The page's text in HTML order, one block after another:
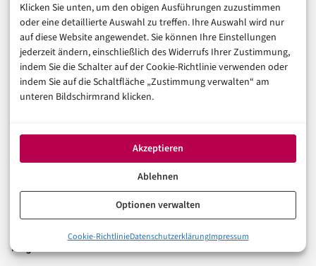
Klicken Sie unten, um den obigen Ausführungen zuzustimmen
oder eine detaillierte Auswahl zu treffen. Ihre Auswahl wird nur
auf diese Website angewendet. Sie können Ihre Einstellungen
jederzeit ändern, einschließlich des Widerrufs Ihrer Zustimmung,
indem Sie die Schalter auf der Cookie-Richtlinie verwenden oder
indem Sie auf die Schaltfläche „Zustimmung verwalten“ am
unteren Bildschirmrand klicken.
Akzeptieren
Ablehnen
Optionen verwalten
Cookie-RichtlinieDatenschutzerklärungImpressum
Rubriken
Künstliche Intelligenz
Technologie & IT
E-Commerce & Handel
Consumer & Digital Life
Finanzen & FinTech
Business & Karriere
Digitalisierung
Magazin